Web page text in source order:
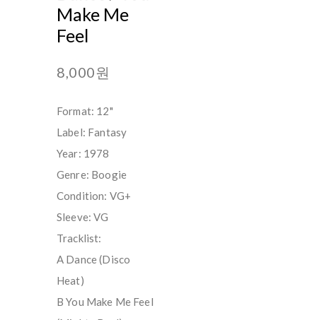
Make Me
Feel
8,000원
Format: 12"
Label: Fantasy
Year: 1978
Genre: Boogie
Condition: VG+
Sleeve: VG
Tracklist:
A Dance (Disco
Heat)
B You Make Me Feel